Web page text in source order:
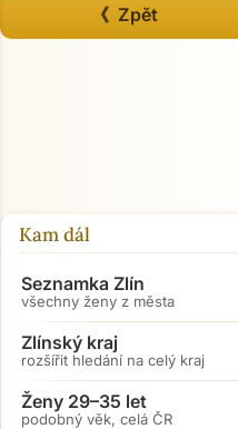
《 Zpět
Kam dál
Seznamka Zlín
všechny ženy z města
Zlínský kraj
rozšířit hledání na celý kraj
Ženy 29–35 let
podobný věk, celá ČR